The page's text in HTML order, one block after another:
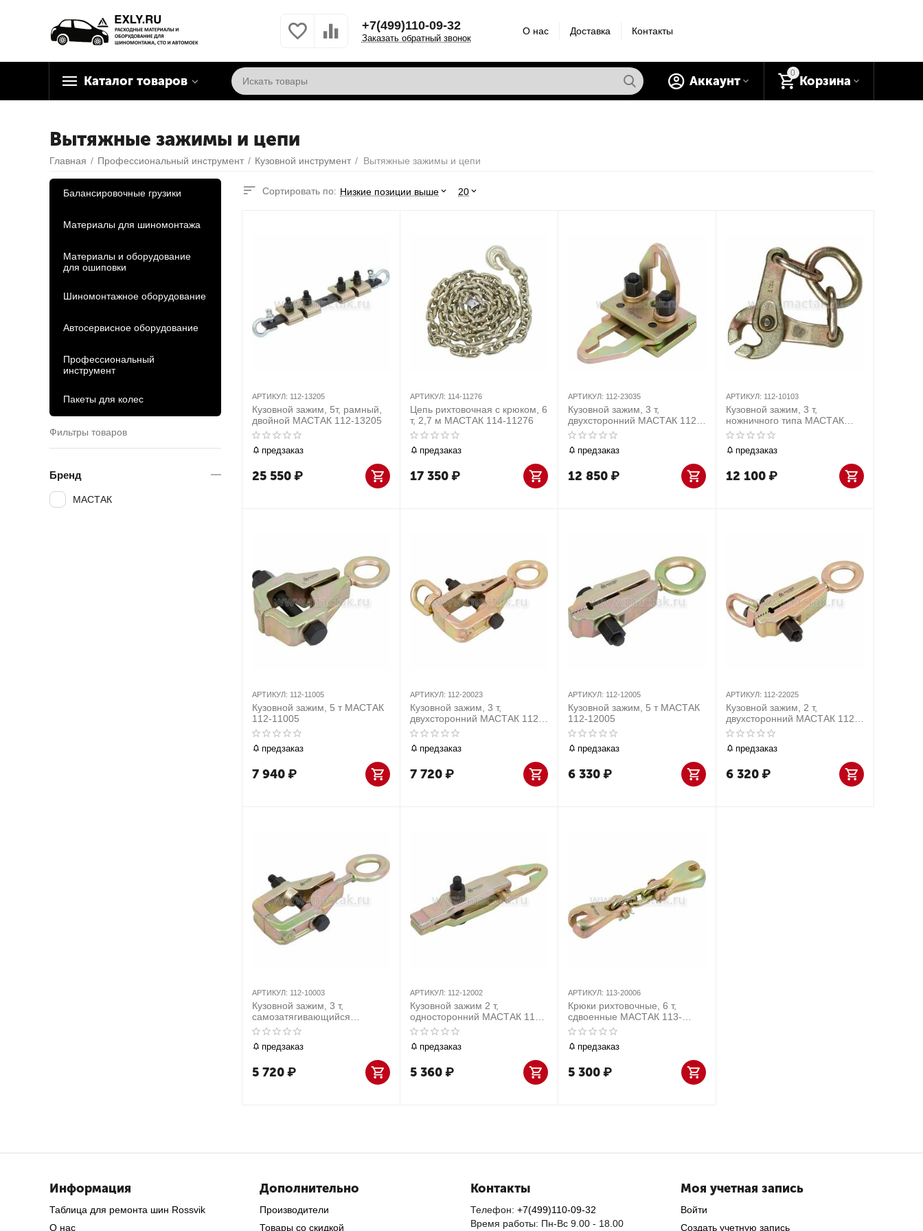
+7(499)110-09-32
Заказать обратный звонок
О нас Доставка Контакты
Каталог товаров
0
Корзина
Аккаунт
Вытяжные зажимы и цепи
Главная / Профессиональный инструмент / Кузовной инструмент / Вытяжные зажимы и цепи
Сортировать по: Низкие позиции выше 20
АРТИКУЛ: 112-13205
Кузовной зажим, 5т, рамный,
двойной МАСТАК 112-13205
предзаказ
25 550₽
АРТИКУЛ: 114-11276
Цепь рихтовочная с крюком, 6
т, 2,7 м МАСТАК 114-11276
предзаказ
17 350₽
АРТИКУЛ: 112-23035
Кузовной зажим, 3 т,
двухсторонний МАСТАК 112-
23035
предзаказ
12 850₽
АРТИКУЛ: 112-10103
Кузовной зажим, 3 т,
ножничного типа МАСТАК
112-10103
предзаказ
12 100₽
АРТИКУЛ: 112-11005
Кузовной зажим, 5 т МАСТАК
112-11005
предзаказ
7 940₽
АРТИКУЛ: 112-20023
Кузовной зажим, 3 т,
двухсторонний МАСТАК 112-
20023
предзаказ
7 720₽
АРТИКУЛ: 112-12005
Кузовной зажим, 5 т МАСТАК
112-12005
предзаказ
6 330₽
АРТИКУЛ: 112-22025
Кузовной зажим, 2 т,
двухсторонний МАСТАК 112-
22025
предзаказ
6 320₽
АРТИКУЛ: 112-10003
Кузовной зажим, 3 т,
самозатягивающийся
МАСТАК 112-10003
предзаказ
5 720₽
АРТИКУЛ: 112-12002
Кузовной зажим 2 т,
односторонний МАСТАК 112-
12002
предзаказ
5 360₽
АРТИКУЛ: 113-20006
Крюки рихтовочные, 6 т,
сдвоенные МАСТАК 113-
20006
предзаказ
5 300₽
Балансировочные грузики
Материалы для шиномонтажа
Материалы и оборудование
для ошиповки
Шиномонтажное оборудование
Автосервисное оборудование
Профессиональный
инструмент
Пакеты для колес
Фильтры товаров
Бренд
МАСТАК
Информация
Таблица для ремонта шин Rossvik
О нас
Дополнительно
Производители
Товары со скидкой
Контакты
Телефон: +7(499)110-09-32
Время работы: Пн-Вс 9.00 - 18.00
Моя учетная запись
Войти
Создать учетную запись